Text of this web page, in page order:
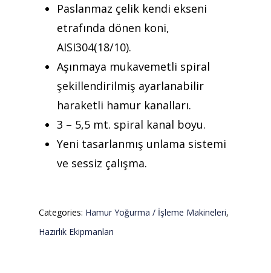
Paslanmaz çelik kendi ekseni
etrafında dönen koni,
AISI304(18/10).
Aşınmaya mukavemetli spiral
şekillendirilmiş ayarlanabilir
haraketli hamur kanalları.
3 – 5,5 mt. spiral kanal boyu.
Yeni tasarlanmış unlama sistemi
ve sessiz çalışma.
Categories: Hamur Yoğurma / İşleme Makineleri,
Hazırlık Ekipmanları